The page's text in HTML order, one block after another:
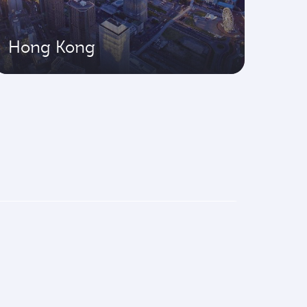
Hong Kong